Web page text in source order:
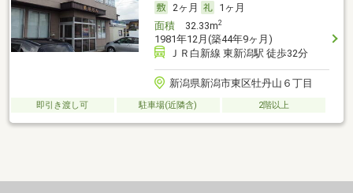
2ヶ月
1ヶ月
面積32.33m2
1981年12月(築44年9ヶ月)
ＪＲ白新線 東新潟駅 徒歩32分
新潟県新潟市東区牡丹山６丁目
即引き渡し可 駐車場(近隣含) 2階以上